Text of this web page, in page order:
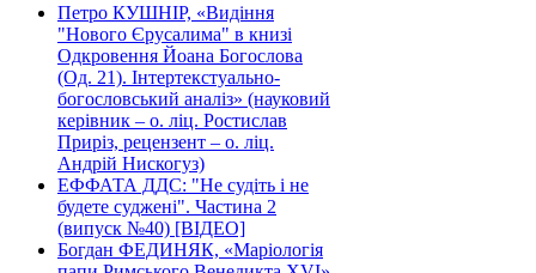
Петро КУШНІР, «Видіння
"Нового Єрусалима" в книзі
Одкровення Йоана Богослова
(Од. 21). Інтертекстуально-
богословський аналіз» (науковий
керівник – о. ліц. Ростислав
Приріз, рецензент – о. ліц.
Андрій Нискогуз)
ЕФФАТА ДДС: "Не судіть і не
будете суджені". Частина 2
(випуск №40) [ВІДЕО]
Богдан ФЕДИНЯК, «Маріологія